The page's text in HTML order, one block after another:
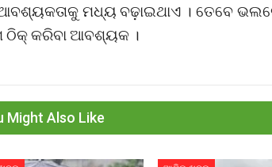
ମଧ୍ୟ ବଢ଼ାଇଥାଏ । ତେବେ
ଠିକ୍ କରିବା ଆବଶ୍ୟକ ।
Might Also Like